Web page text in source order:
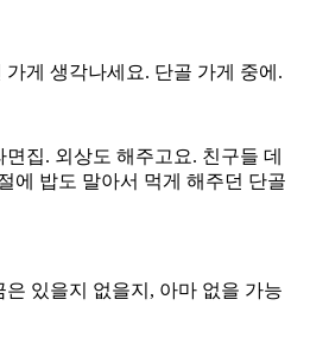
가게 생각나세요. 단골 가게 중에 .
면집. 외상도 해주고요. 친구들 데
에 밥도 말아서 먹게 해주던 단골
은 있을지 없을지 , 아마 없을 가능